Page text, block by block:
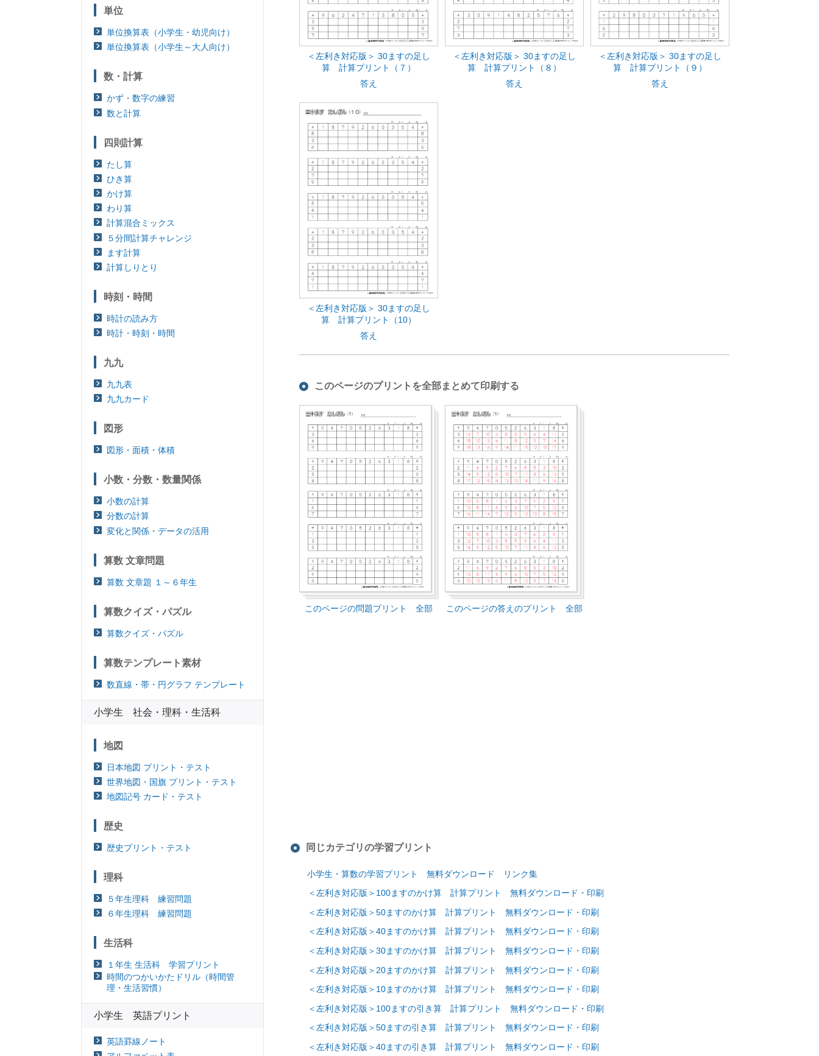
＜左利き対応版＞ 30ますの足し
算 計算プリント（７）
答え
＜左利き対応版＞ 30ますの足し
算 計算プリント（８）
答え
＜左利き対応版＞ 30ますの足し
算 計算プリント（９）
答え
＜左利き対応版＞ 30ますの足し
算 計算プリント（10）
答え
このページのプリントを全部まとめて印刷する
このページの問題プリント 全部 このページの答えのプリント 全部
同じカテゴリの学習プリント
小学生・算数の学習プリント 無料ダウンロード リンク集
＜左利き対応版＞100ますのかけ算 計算プリント 無料ダウンロード・印刷
＜左利き対応版＞50ますのかけ算 計算プリント 無料ダウンロード・印刷
＜左利き対応版＞40ますのかけ算 計算プリント 無料ダウンロード・印刷
＜左利き対応版＞30ますのかけ算 計算プリント 無料ダウンロード・印刷
＜左利き対応版＞20ますのかけ算 計算プリント 無料ダウンロード・印刷
＜左利き対応版＞10ますのかけ算 計算プリント 無料ダウンロード・印刷
＜左利き対応版＞100ますの引き算 計算プリント 無料ダウンロード・印刷
＜左利き対応版＞50ますの引き算 計算プリント 無料ダウンロード・印刷
＜左利き対応版＞40ますの引き算 計算プリント 無料ダウンロード・印刷
単位
単位換算表（小学生・幼児向け）
単位換算表（小学生～大人向け）
数・計算
かず・数字の練習
数と計算
四則計算
たし算
ひき算
かけ算
わり算
計算混合ミックス
５分間計算チャレンジ
ます計算
計算しりとり
時刻・時間
時計の読み方
時計・時刻・時間
九九
九九表
九九カード
図形
図形・面積・体積
小数・分数・数量関係
小数の計算
分数の計算
変化と関係・データの活用
算数 文章問題
算数 文章題 １～６年生
算数クイズ・パズル
算数クイズ・パズル
算数テンプレート素材
数直線・帯・円グラフ テンプレート
小学生 社会・理科・生活科
地図
日本地図 プリント・テスト
世界地図・国旗 プリント・テスト
地図記号 カード・テスト
歴史
歴史プリント・テスト
理科
５年生理科 練習問題
６年生理科 練習問題
生活科
１年生 生活科 学習プリント
時間のつかいかたドリル（時間管
理・生活習慣）
小学生 英語プリント
英語罫線ノート